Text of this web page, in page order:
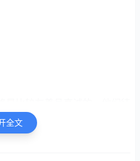
人发生冲突。在婚恋关系中，
心仪之人，心意就不会转变，
全文